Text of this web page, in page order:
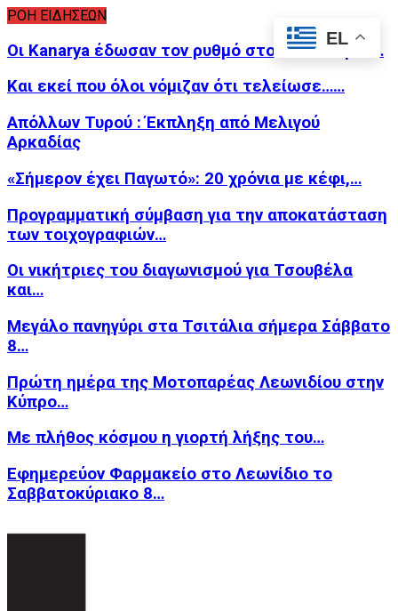
ΡΟΗ ΕΙΔΗΣΕΩΝ
Οι Kanarya έδωσαν τον ρυθμό στον «Φλοίσβο»…
Και εκεί που όλοι νόμιζαν ότι τελείωσε……
Απόλλων Τυρού : Έκπληξη από Μελιγού
Αρκαδίας
«Σήμερον έχει Παγωτό»: 20 χρόνια με κέφι,…
Προγραμματική σύμβαση για την αποκατάσταση
των τοιχογραφιών…
Οι νικήτριες του διαγωνισμού για Τσουβέλα
και…
Μεγάλο πανηγύρι στα Τσιτάλια σήμερα Σάββατο
8…
Πρώτη ημέρα της Μοτοπαρέας Λεωνιδίου στην
Κύπρο…
Με πλήθος κόσμου η γιορτή λήξης του…
Εφημερεύον Φαρμακείο στο Λεωνίδιο το
Σαββατοκύριακο 8…
EL